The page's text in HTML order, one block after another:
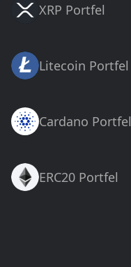
XRP Portfel
Litecoin Portfel
Cardano Portfel
ERC20 Portfel